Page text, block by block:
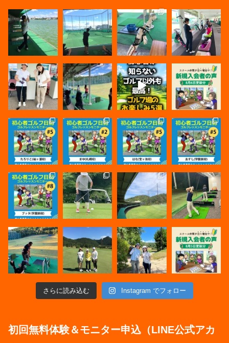
さらに読み込む Instagram でフォロー
初回無料体験＆モニター申込（LINE公式アカ